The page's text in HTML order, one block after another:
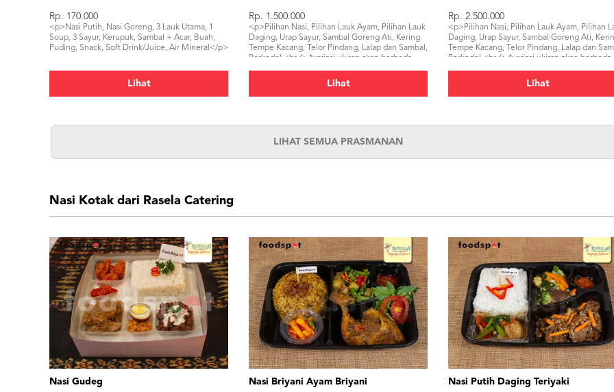
Rp. 170.000
<p>Nasi Putih, Nasi Goreng, 3 Lauk Utama, 1
Soup, 3 Sayur, Kerupuk, Sambal + Acar, Buah,
Puding, Snack, Soft Drink/Juice, Air Mineral</p>
Lihat
Rp. 1.500.000
<p>Pilihan Nasi, Pilihan Lauk Ayam, Pilihan Lauk
Daging, Urap Sayur, Sambal Goreng Ati, Kering
Tempe Kacang, Telor Pindang, Lalap dan Sambal,
Perkedel.<br /> *variasi ukiran akan berbeda-
Lihat
Rp. 2.500.000
<p>Pilihan Nasi, Pilihan Lauk Ayam, Pilihan
Daging, Urap Sayur, Sambal Goreng Ati,
Tempe Kacang, Telor Pindang, Lalap dan
Perkedel.<br /> *variasi ukiran akan berbeda-
Lihat
LIHAT SEMUA PRASMANAN
Nasi Kotak dari Rasela Catering
Nasi Gudeg Nasi Briyani Ayam Briyani Nasi Putih Daging Teriyaki